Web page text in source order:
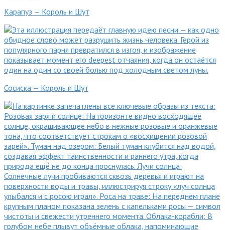
Карапуз — Король и Шут
Сосиска — Король и Шут